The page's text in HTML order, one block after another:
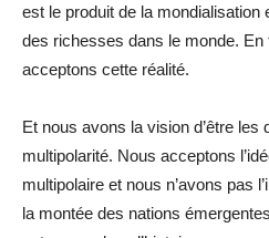
est le produit de la mondialisation
des richesses dans le monde. En
acceptons cette réalité.
Et nous avons la vision d’être
multipolarité. Nous acceptons
multipolaire et nous n’avons pas
la montée des nations